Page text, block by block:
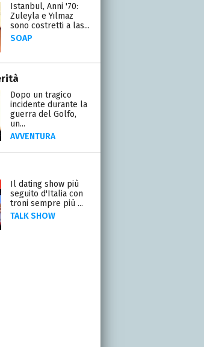
Istanbul, Anni '70:
Zuleyla e Yılmaz
sono costretti a las...
SOAP
Dopo un tragico
incidente durante la
guerra del Golfo,
un...
AVVENTURA
Il dating show più
seguito d'Italia con
troni sempre più ...
TALK SHOW